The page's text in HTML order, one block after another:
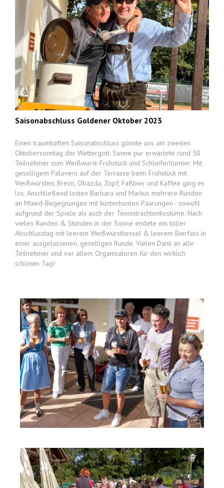
Saisonabschluss Goldener Oktober 2023
Einen traumhaften Saisonabschluss gönnte uns am zweiten
Oktobersonntag der Wettergott. Sonne pur erwartete rund 50
Teilnehmer zum Weißwurst-Frühstück und Schleiferlturnier. Mit
geselligem Palavern auf der Terrasse beim Frühstück mit
Weißwürsten, Brezn, Obazda, Zopf, Faßbier und Kaffee ging es
los. Anschließend losten Barbara und Markus mehrere Runden
an Mixed-Begegnungen mit kunterbunten Paarungen - sowohl
aufgrund der Spiele als auch der Tennistrachtenkostüme. Nach
vielen Runden & Stunden in der Sonne endete ein toller
Abschlusstag mit leerem Weißwurstkessel & leerem Bierfass in
einer ausgelassenen, geselligen Runde. Vielen Dank an alle
Teilnehmer und vor allem Organisatoren für den wirklich
schönen Tag!